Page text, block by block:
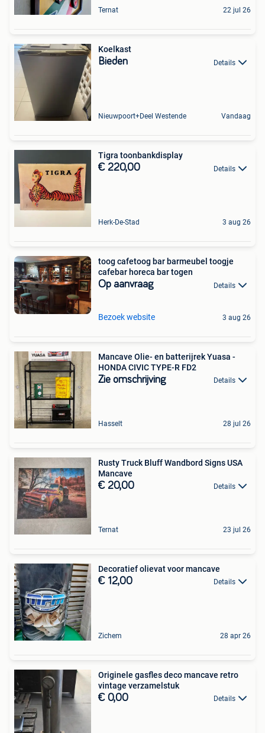
Ternat 22 jul 26
Koelkast
Bieden Details
Nieuwpoort+Deel Westende Vandaag
Tigra toonbankdisplay
€ 220,00 Details
Herk-De-Stad 3 aug 26
toog cafetoog bar barmeubel toogje
cafebar horeca bar togen
Op aanvraag Details
Bezoek website 3 aug 26
Mancave Olie- en batterijrek Yuasa -
HONDA CIVIC TYPE-R FD2
Zie omschrijving Details
Hasselt 28 jul 26
Rusty Truck Bluff Wandbord Signs USA
Mancave
€ 20,00 Details
Ternat 23 jul 26
Decoratief olievat voor mancave
€ 12,00 Details
Zichem 28 apr 26
Originele gasfles deco mancave retro
vintage verzamelstuk
€ 0,00 Details